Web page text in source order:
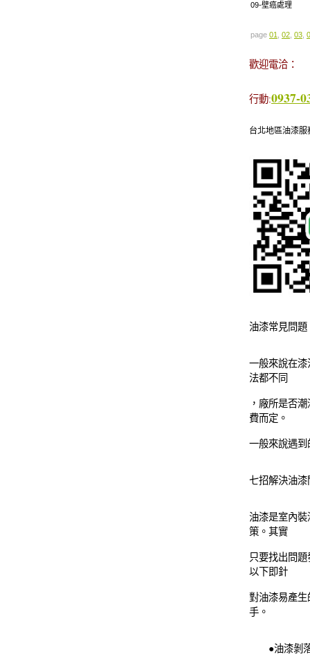
09-壁癌處理
page 01 02 03
歡迎電洽：
行動:0937-
台北地區油漆服
油漆常見問題
一般來說在
法都不同
，廠所是否
費而定。
一般來說遇
七招解決油漆
油漆是室內
策。其實
只要找出問
以下即針
對油漆易產
手。
●油漆剝